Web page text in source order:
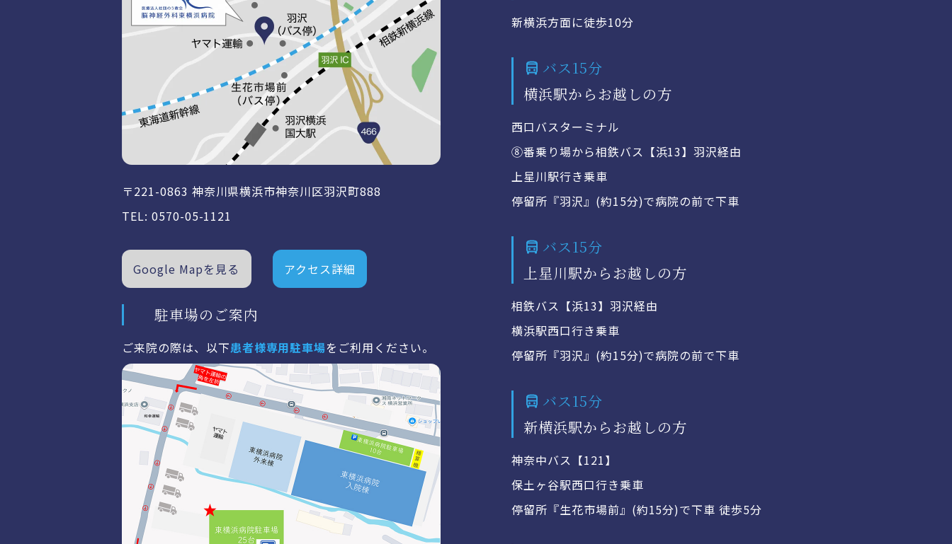
〒221-0863 神奈川県横浜市神奈川区羽沢町888
TEL: 0570-05-1121
Google Mapを見る アクセス詳細
駐車場のご案内
ご来院の際は、以下患者様専用駐車場をご利用ください。
新横浜方面に徒歩10分
バス15分
横浜駅からお越しの方
西口バスターミナル
⑧番乗り場から相鉄バス【浜13】羽沢経由
上星川駅行き乗車
停留所『羽沢』(約15分)で病院の前で下車
バス15分
上星川駅からお越しの方
相鉄バス【浜13】羽沢経由
横浜駅西口行き乗車
停留所『羽沢』(約15分)で病院の前で下車
バス15分
新横浜駅からお越しの方
神奈中バス【121】
保土ヶ谷駅西口行き乗車
停留所『生花市場前』(約15分)で下車 徒歩5分